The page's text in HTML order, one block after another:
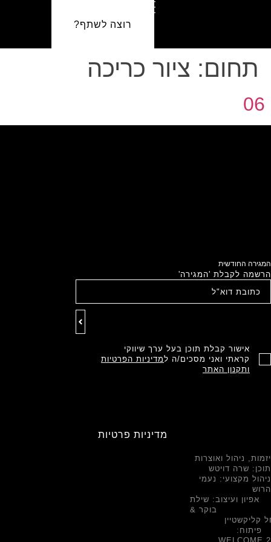
רוצה לשתף?
תחום: ציור כריכה
06
המגירה החודשית
הרשמה לקבלת 'המגירה'
אישור קבלת תוכן בעל ערך שיווקי
קראתי ואני מסכים/ה למדיניות הפרטיות
ותקנון האתר
מדיניות פרטיות
יזמות, ניהול ואוצרות
תוכן: שרה דויטש
ניהול מקצועי: נעמי
הרוש
אפיון ועיצוב: שילת
בוקר &
קליקשטיין
פיתוח: